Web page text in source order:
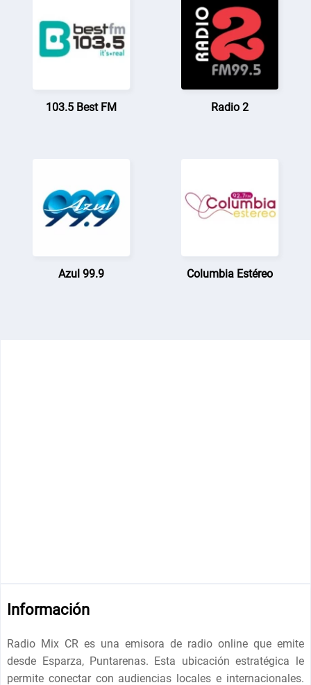
103.5 Best FM Radio 2
Azul 99.9 Columbia Estéreo
Información
Radio Mix CR es una emisora de radio online que emite
desde Esparza, Puntarenas. Esta ubicación estratégica le
permite conectar con audiencias locales e internacionales.